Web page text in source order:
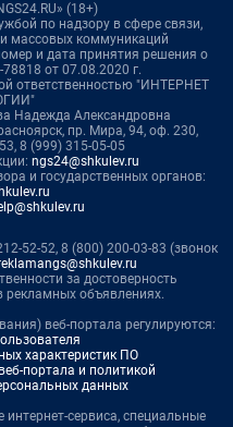
(18+)
по надзору в сфере связи,
массовых коммуникаций
и дата принятия решения о
от 07.08.2020 г.
ответственностью "ИНТЕРНЕТ
Надежда Александровна
пр. Мира, 94, оф. 230,
8 (999) 315-05-05
ngs24@shkulev.ru
и государственных органов:
52-52, 8 (800) 200-03-83 (звонок
за достоверность
объявлениях.
веб-портала регулируются:
характеристик ПО
портала и политикой
данных
интернет-сервиса, специальные